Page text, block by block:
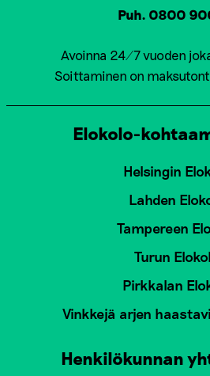
Puh. 0800
Avoinna 24/7 vuoden
Soittaminen on
Elokolo-
Helsingin
Lahden
Tampereen
Turun
Pirkkalan
Vinkkejä arjen
Henkilökunnan